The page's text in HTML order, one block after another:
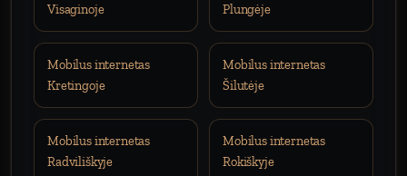
Visaginoje
Plungėje
Mobilus internetas
Kretingoje
Mobilus internetas
Šilutėje
Mobilus internetas
Radviliškyje
Mobilus internetas
Rokiškyje